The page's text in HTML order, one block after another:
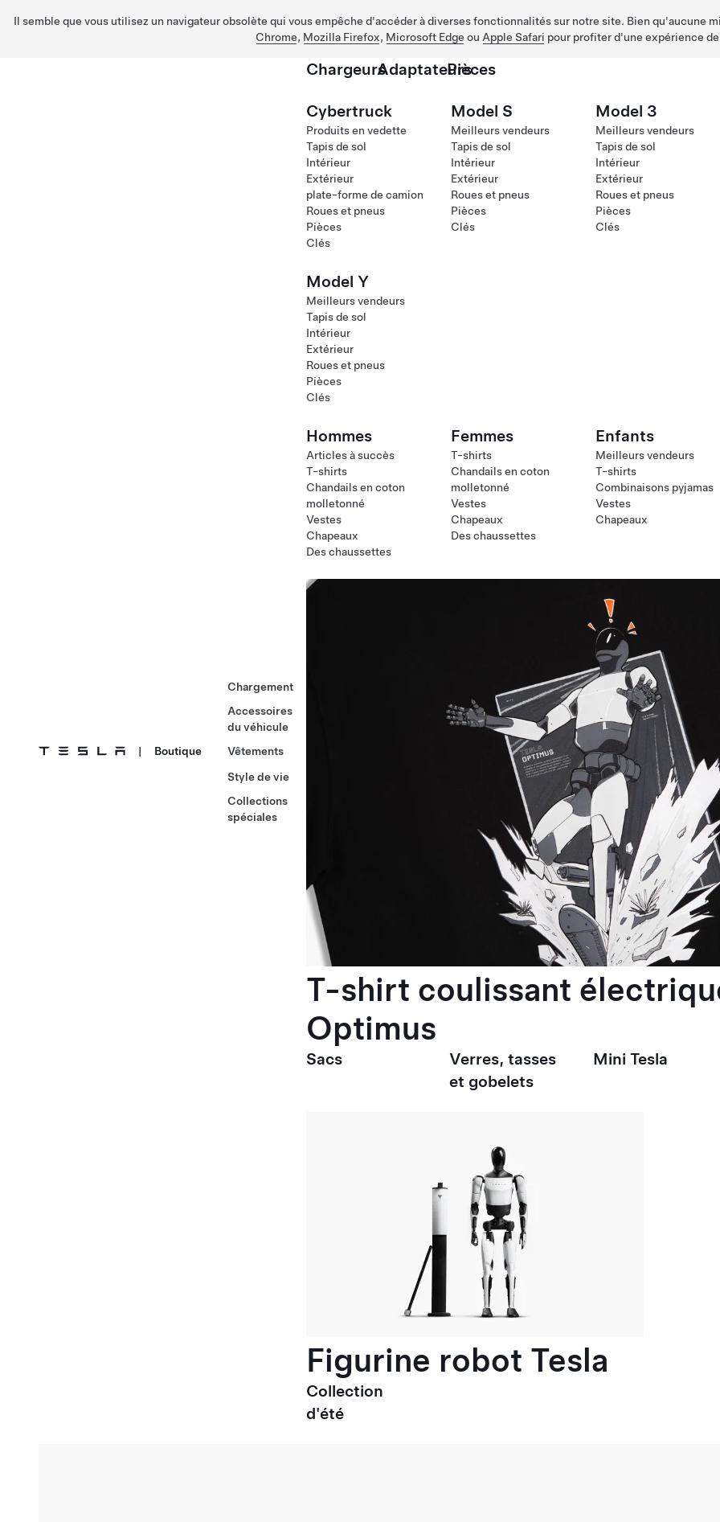
Il semble que vous utilisez un navigateur obsolète qui vous empêche d'accéder à diverses fonctionnalités sur notre site. Bien qu'aucune
Chrome, Mozilla Firefox, Microsoft Edge ou Apple Safari pour profiter d'une expérience
| Boutique
Chargement
Accessoires
du véhicule
Vêtements
Style de vie
Collections
spéciales
ChargeursAdaptateursPièces
Cybertruck
Produits en vedette
Tapis de sol
Intérieur
Extérieur
plate-forme de camion
Roues et pneus
Pièces
Clés
Model S
Meilleurs vendeurs
Tapis de sol
Intérieur
Extérieur
Roues et pneus
Pièces
Clés
Model 3
Meilleurs vendeurs
Tapis de sol
Intérieur
Extérieur
Roues et pneus
Pièces
Clés
Model Y
Meilleurs vendeurs
Tapis de sol
Intérieur
Extérieur
Roues et pneus
Pièces
Clés
Hommes
Articles à succès
T-shirts
Chandails en coton
molletonné
Vestes
Chapeaux
Des chaussettes
Femmes
T-shirts
Chandails en coton
molletonné
Vestes
Chapeaux
Des chaussettes
Enfants
Meilleurs vendeurs
T-shirts
Combinaisons pyjamas
Vestes
Chapeaux
T-shirt coulissant
Optimus
Sacs
Verres, tasses
et gobelets
Mini Tesla
Figurine robot Tesla
Collection
d'été